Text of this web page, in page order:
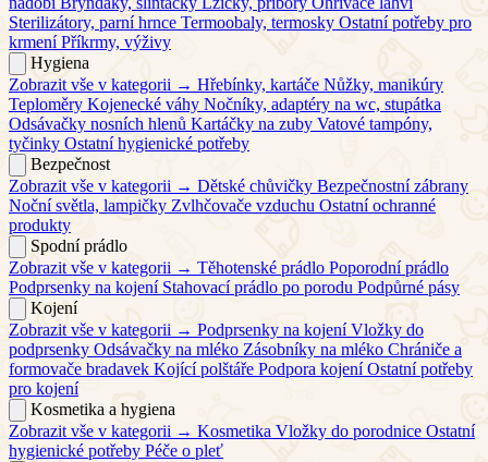
Sterilizátory, parní hrnce Termoobaly, termosky Ostatní potřeby pro
krmení Příkrmy, výživy
Hygiena
Zobrazit vše v kategorii → Hřebínky, kartáče Nůžky, manikúry
Teploměry Kojenecké váhy Nočníky, adaptéry na wc, stupátka
Odsávačky nosních hlenů Kartáčky na zuby Vatové tampóny,
tyčinky Ostatní hygienické potřeby
Bezpečnost
Zobrazit vše v kategorii → Dětské chůvičky Bezpečnostní zábrany
Noční světla, lampičky Zvlhčovače vzduchu Ostatní ochranné
produkty
Spodní prádlo
Zobrazit vše v kategorii → Těhotenské prádlo Poporodní prádlo
Podprsenky na kojení Stahovací prádlo po porodu Podpůrné pásy
Kojení
Zobrazit vše v kategorii → Podprsenky na kojení Vložky do
podprsenky Odsávačky na mléko Zásobníky na mléko Chrániče a
formovače bradavek Kojící polštáře Podpora kojení Ostatní potřeby
pro kojení
Kosmetika a hygiena
Zobrazit vše v kategorii → Kosmetika Vložky do porodnice Ostatní
hygienické potřeby Péče o pleť